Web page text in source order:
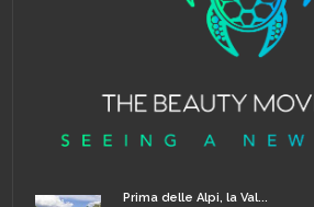
Prima delle Alpi, la Val...